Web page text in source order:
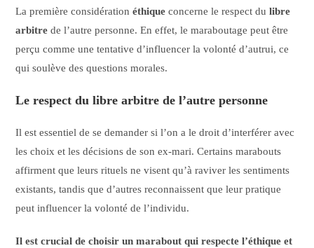
La première considérationéthique concerne le respect dulibre
arbitre de l’autre personne. En effet, le maraboutage peut être
perçu comme une tentative d’influencer la volonté d’autrui, ce
qui soulève des questions morales.
Le respect du libre arbitre de l’autre personne
Il est essentiel de se demander si l’on a le droit d’interférer avec
les choix et les décisions de son ex-mari. Certains marabouts
affirment que leurs rituels ne visent qu’à raviver les sentiments
existants, tandis que d’autres reconnaissent que leur pratique
peut influencer la volonté de l’individu.
Il est crucial de choisir un marabout qui respecte l’éthique et